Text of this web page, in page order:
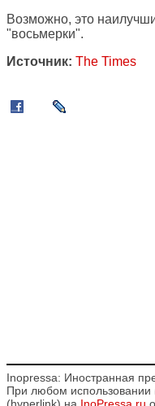
Возможно, это
"восьмерки".
Источник: The Times
Inopressa: Иностранная
При любом использовании